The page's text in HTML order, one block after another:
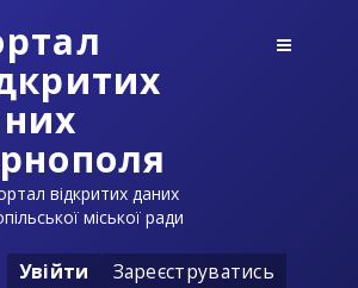
відкритих даних
міської ради
Увійти Зареєструватись